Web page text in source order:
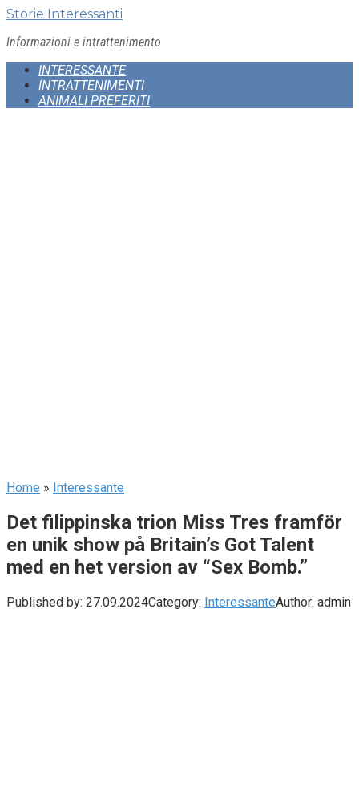
Skip
content
Storie Interessanti
Informazioni e intrattenimento
INTERESSANTE
INTRATTENIMENTI
ANIMALI PREFERITI
Home » Interessante
Det filippinska trion Miss Tres framför
en unik show på Britain’s Got Talent
med en het version av “Sex Bomb.”
Published by: 27.09.2024Category: InteressanteAuthor: admin